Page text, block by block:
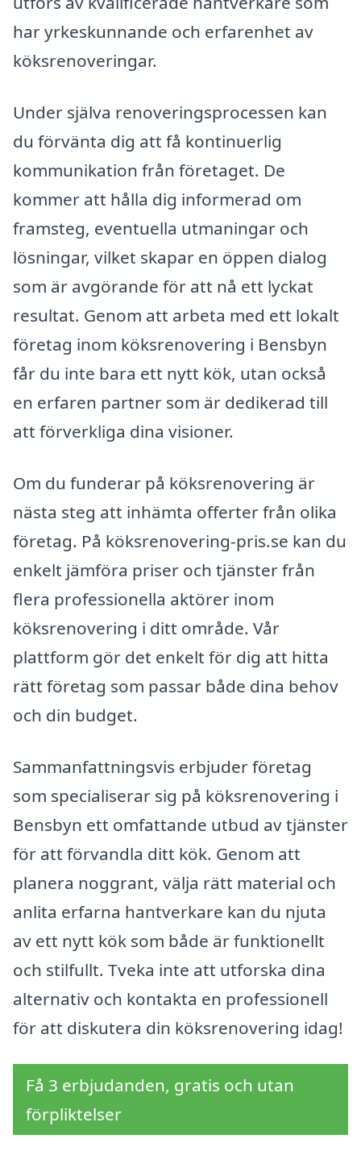
har yrkeskunnande och erfarenhet av
köksrenoveringar.
Under själva renoveringsprocessen kan
du förvänta dig att få kontinuerlig
kommunikation från företaget. De
kommer att hålla dig informerad om
framsteg, eventuella utmaningar och
lösningar, vilket skapar en öppen dialog
som är avgörande för att nå ett lyckat
resultat. Genom att arbeta med ett lokalt
företag inom köksrenovering i Bensbyn
får du inte bara ett nytt kök, utan också
en erfaren partner som är dedikerad till
att förverkliga dina visioner.
Om du funderar på köksrenovering är
nästa steg att inhämta offerter från olika
företag. På köksrenovering-pris.se kan du
enkelt jämföra priser och tjänster från
flera professionella aktörer inom
köksrenovering i ditt område. Vår
plattform gör det enkelt för dig att hitta
rätt företag som passar både dina behov
och din budget.
Sammanfattningsvis erbjuder företag
som specialiserar sig på köksrenovering i
Bensbyn ett omfattande utbud av tjänster
för att förvandla ditt kök. Genom att
planera noggrant, välja rätt material och
anlita erfarna hantverkare kan du njuta
av ett nytt kök som både är funktionellt
och stilfullt. Tveka inte att utforska dina
alternativ och kontakta en professionell
för att diskutera din köksrenovering idag!
Få 3 erbjudanden, gratis och utan
förpliktelser